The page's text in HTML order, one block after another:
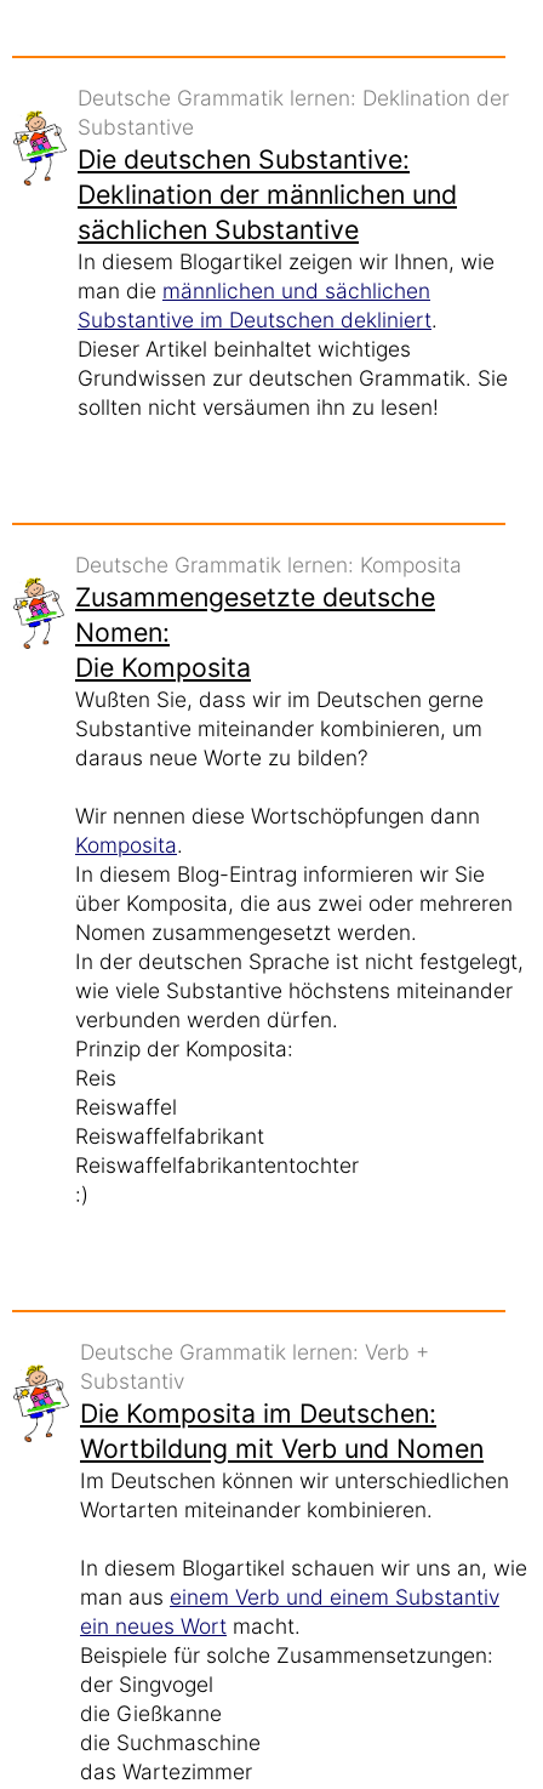
Deutsche Grammatik lernen: Deklination der
Substantive
Die deutschen Substantive:
Deklination der männlichen und
sächlichen Substantive
In diesem Blogartikel zeigen wir Ihnen, wie
man die männlichen und sächlichen
Substantive im Deutschen dekliniert.
Dieser Artikel beinhaltet wichtiges
Grundwissen zur deutschen Grammatik. Sie
sollten nicht versäumen ihn zu lesen!
Deutsche Grammatik lernen: Komposita
Zusammengesetzte deutsche
Nomen:
Die Komposita
Wußten Sie, dass wir im Deutschen gerne
Substantive miteinander kombinieren, um
daraus neue Worte zu bilden?
Wir nennen diese Wortschöpfungen dann
Komposita.
In diesem Blog-Eintrag informieren wir Sie
über Komposita, die aus zwei oder mehreren
Nomen zusammengesetzt werden.
In der deutschen Sprache ist nicht festgelegt,
wie viele Substantive höchstens miteinander
verbunden werden dürfen.
Prinzip der Komposita:
Reis
Reiswaffel
Reiswaffelfabrikant
Reiswaffelfabrikantentochter
:)
Deutsche Grammatik lernen: Verb +
Substantiv
Die Komposita im Deutschen:
Wortbildung mit Verb und Nomen
Im Deutschen können wir unterschiedlichen
Wortarten miteinander kombinieren.
In diesem Blogartikel schauen wir uns an, wie
man aus einem Verb und einem Substantiv
ein neues Wort macht.
Beispiele für solche Zusammensetzungen:
der Singvogel
die Gießkanne
die Suchmaschine
das Wartezimmer